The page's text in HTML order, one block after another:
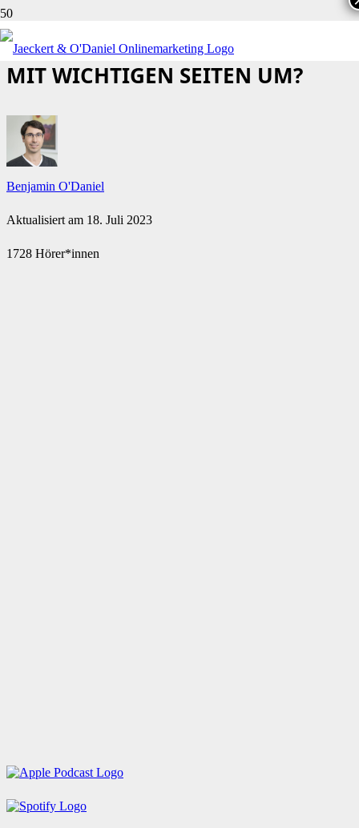
HEILIGE KÜHE: WIE GEHST DU
MIT WICHTIGEN SEITEN UM?
Benjamin O'Daniel
Aktualisiert am 18. Juli 2023
1728 Hörer*innen